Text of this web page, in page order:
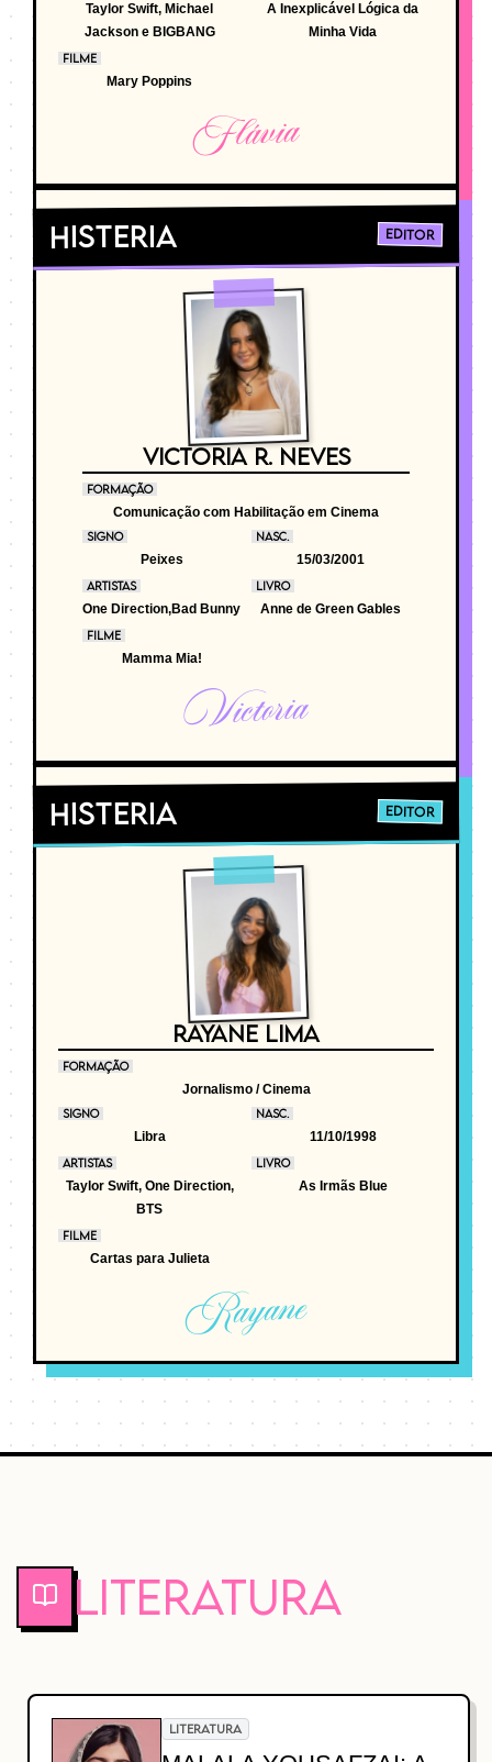
Taylor Swift, Michael
Jackson e BIGBANG
A Inexplicável Lógica da
Minha Vida
FILME
Mary Poppins
Flávia
Histeria Editor
VICTORIA R. NEVES
FORMAÇÃO
Comunicação com Habilitação em Cinema
SIGNO
Peixes
NASC.
15/03/2001
ARTISTAS
One Direction,Bad Bunny
LIVRO
Anne de Green Gables
FILME
Mamma Mia!
Victoria
Histeria EDITOR
RAYANE LIMA
FORMAÇÃO
Jornalismo / Cinema
SIGNO
Libra
NASC.
11/10/1998
ARTISTAS
Taylor Swift, One Direction,
BTS
LIVRO
As Irmãs Blue
FILME
Cartas para Julieta
Rayane
Literatura
LITERATURA